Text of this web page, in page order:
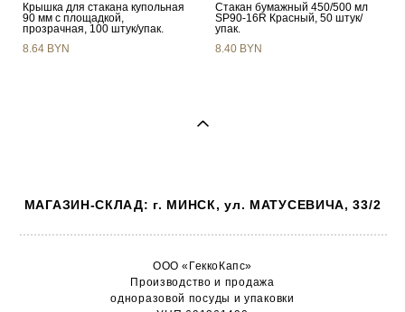
Крышка для стакана купольная
90 мм с площадкой,
прозрачная, 100 штук/упак.
8.64 BYN
Стакан бумажный 450/500 мл
SP90-16R Красный, 50 штук/
упак.
8.40 BYN
МАГАЗИН-СКЛАД: г. МИНСК, ул. МАТУСЕВИЧА, 33/2
ООО «ГеккоКапс»
Производство и продажа
одноразовой посуды и упаковки